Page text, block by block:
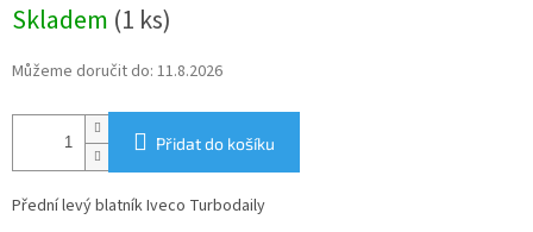
Skladem (1 ks)
Můžeme doručit do: 11.8.2026
Přidat do košíku
Přední levý blatník Iveco Turbodaily